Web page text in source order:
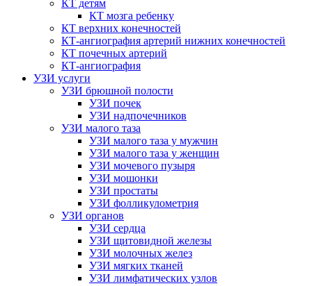
КТ детям
КТ мозга ребенку
КТ верхних конечностей
КТ-ангиография артерий нижних конечностей
КТ почечных артерий
КТ-ангиография
УЗИ услуги
УЗИ брюшной полости
УЗИ почек
УЗИ надпочечников
УЗИ малого таза
УЗИ малого таза у мужчин
УЗИ малого таза у женщин
УЗИ мочевого пузыря
УЗИ мошонки
УЗИ простаты
УЗИ фолликулометрия
УЗИ органов
УЗИ сердца
УЗИ щитовидной железы
УЗИ молочных желез
УЗИ мягких тканей
УЗИ лимфатических узлов